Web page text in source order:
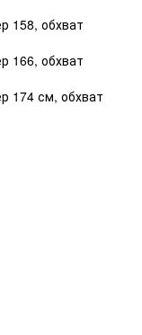
158, обхват
166, обхват
174 см, обхват